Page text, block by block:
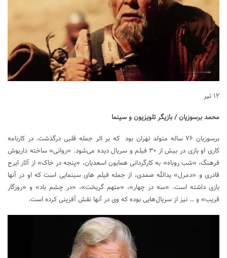
۱۲ تیر
محمد برسوزیان / بازیگر تلویزیون و سینما
برسوزیان ۷۶ ساله متولد تهران بود که بر اثر جمله قلبی درگذشت. در کارنامه
کاری او بازی در بیش از ۳۰ فیلم و سریال دیده می‌شود. «روانی» ساخته داریوش
فرهنگ، «شب روباه» به کارگردانی همایون اسعدیان، «پنجه در خاک» از آثار ایرج
قادری و «دمرل» یدالله صمدی، از جمله فیلم های سینمایی است که او در آنها
بازی داشته است. «سه در چهار»، «متهم گریخت»، «در چشم باد» و «روزگار
قریب» و … نیز از سریال‌هایی بوده که وی در آنها نقش آفرینی کرده است.